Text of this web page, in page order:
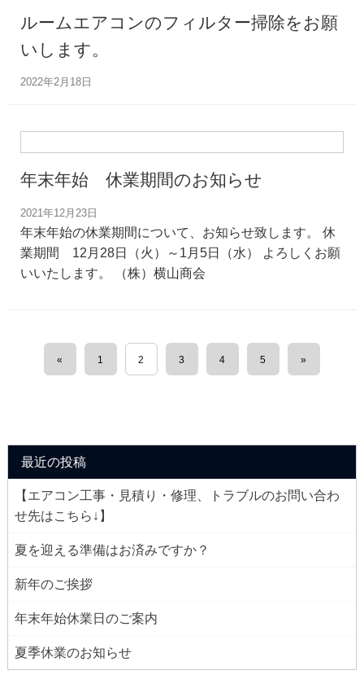
ルームエアコンのフィルター掃除をお願
いします。
2022年2月18日
年末年始 休業期間のお知らせ
2021年12月23日
年末年始の休業期間について、お知らせ致します。 休
業期間 12月28日（火）～1月5日（水） よろしくお願
いいたします。 （株）横山商会
« 1 2 3 4 5 »
最近の投稿
【エアコン工事・見積り・修理、トラブルのお問い合わ
せ先はこちら↓】
夏を迎える準備はお済みですか？
新年のご挨拶
年末年始休業日のご案内
夏季休業のお知らせ